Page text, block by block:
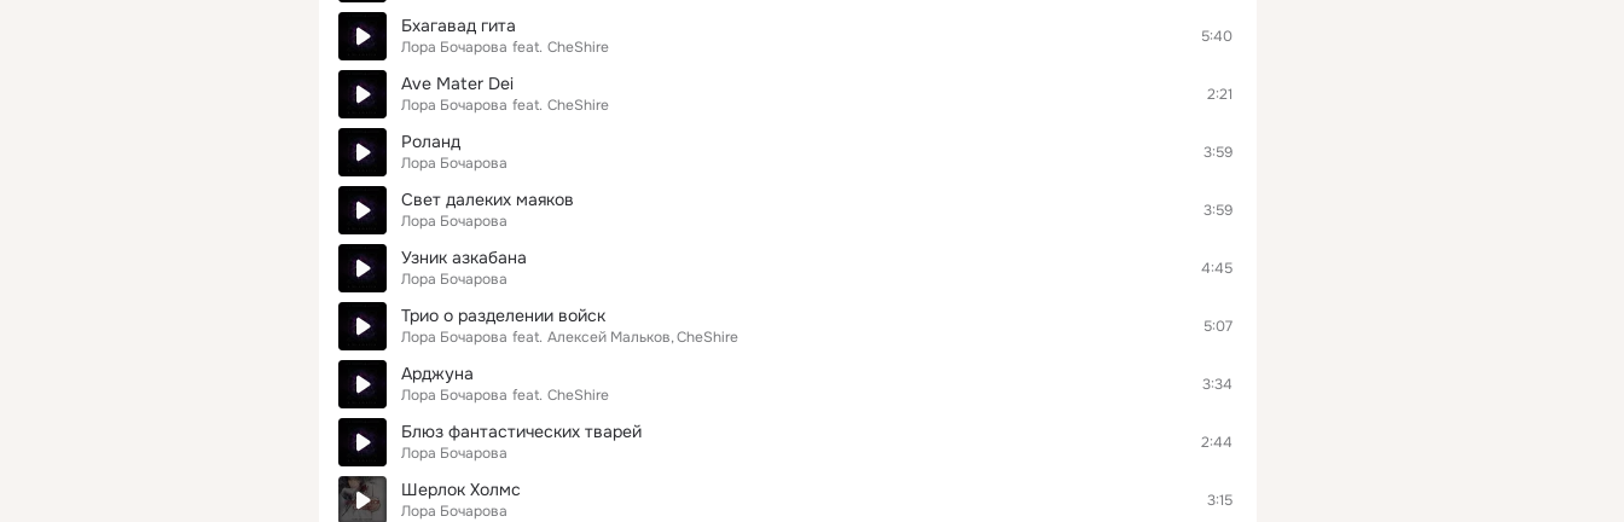
Бхагавад гита
Лора Бочарова feat. CheShire
5:40
Ave Mater Dei
Лора Бочарова feat. CheShire
2:21
Роланд
Лора Бочарова
3:59
Свет далеких маяков
Лора Бочарова
3:59
Узник азкабана
Лора Бочарова
4:45
Трио о разделении войск
Лора Бочарова feat. Алексей Мальков CheShire
5:07
Арджуна
Лора Бочарова feat. CheShire
3:34
Блюз фантастических тварей
Лора Бочарова
2:44
Шерлок Холмс
Лора Бочарова
3:15